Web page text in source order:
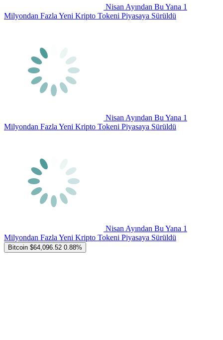
Nisan Ayından Bu Yana 1
Milyondan Fazla Yeni Kripto Tokeni Piyasaya Sürüldü
Nisan Ayından Bu Yana 1
Milyondan Fazla Yeni Kripto Tokeni Piyasaya Sürüldü
Nisan Ayından Bu Yana 1
Milyondan Fazla Yeni Kripto Tokeni Piyasaya Sürüldü
Bitcoin $64,096.52 0.88%